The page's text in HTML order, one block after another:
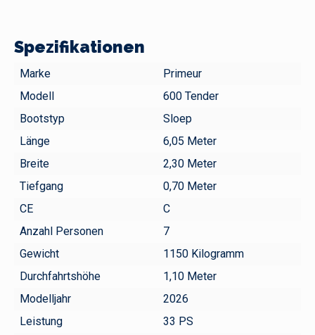
Spezifikationen
Marke
Primeur
Modell
600 Tender
Bootstyp
Sloep
Länge
6,05 Meter
Breite
2,30 Meter
Tiefgang
0,70 Meter
CE
C
Anzahl Personen
7
Gewicht
1150 Kilogramm
Durchfahrtshöhe
1,10 Meter
Modelljahr
2026
Leistung
33 PS